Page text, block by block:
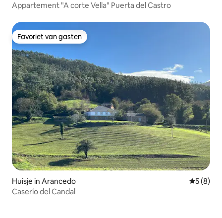
Appartement "A corte Vella" Puerta del Castro
Favoriet van gasten
Favoriet van gasten
Huisje in Arancedo
5 (8)
Caserío del Candal